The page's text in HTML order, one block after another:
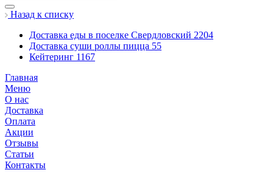
Назад к списку
Доставка еды в поселке Свердловский 2204
Доставка суши роллы пицца 55
Кейтеринг 1167
Главная
Меню
О нас
Доставка
Оплата
Акции
Отзывы
Статьи
Контакты